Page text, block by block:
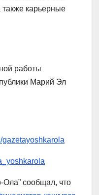
также карьерные
работы
Марий Эл
gazetayoshkarola
Ола” сообщал, что